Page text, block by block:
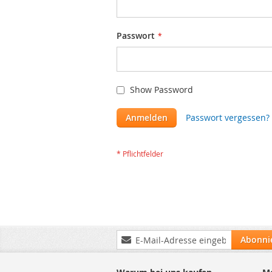
Passwort
Show Password
Anmelden Passwort vergessen?
Anmeldung
zum